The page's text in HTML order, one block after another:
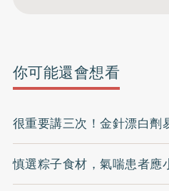
你可能還會想看
很重要講三次！金針漂白
慎選粽子食材，氣喘患者應